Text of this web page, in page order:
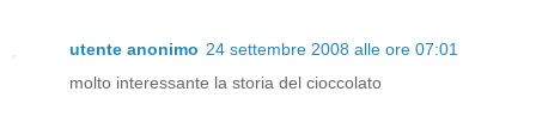
utente anonimo 24 settembre 2008 alle ore 07:01
molto interessante la storia del cioccolato